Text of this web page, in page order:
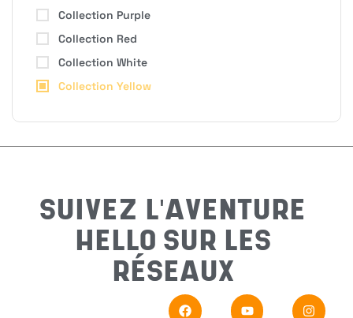
Collection Purple
Collection Red
Collection White
Collection Yellow
SUIVEZ L'AVENTURE
HELLO SUR LES
RÉSEAUX
Nom
Sujet